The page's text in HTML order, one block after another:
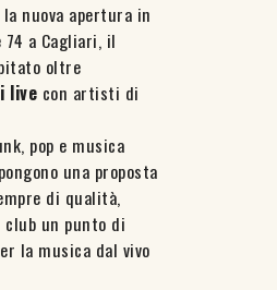
la nuova apertura in
a Cagliari, il
oltre
live con artisti di
pop e musica
una proposta
di qualità,
un punto di
la musica dal vivo